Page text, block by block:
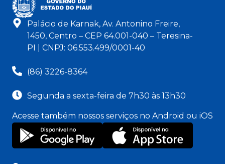
Palácio de Karnak, Av. Antonino Freire,
1450, Centro – CEP 64.001-040 – Teresina-
PI | CNPJ: 06.553.499/0001-40
(86) 3226-8364
Segunda a sexta-feira de 7h30 às 13h30
Acesse também nossos serviços no Android ou iOS